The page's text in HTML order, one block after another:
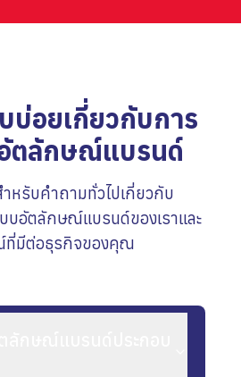
บ่อยเกี่ยวกับการ
ตลักษณ์แบรนด์
หรับคำถามทั่วไปเกี่ยวกับ
บอัตลักษณ์แบรนด์ของเราและ
ที่มีต่อธุรกิจของคุณ